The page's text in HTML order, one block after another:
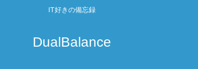
IT好きの備忘録
DualBalance